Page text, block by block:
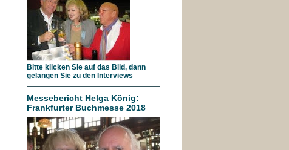
Bitte klicken Sie auf das Bild, dann
gelangen Sie zu den Interviews
Messebericht Helga König:
Frankfurter Buchmesse 2018